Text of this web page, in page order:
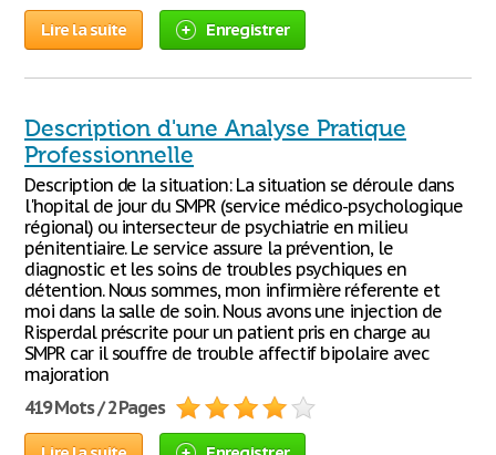
Lire la suite Enregistrer
Description d'une Analyse Pratique
Professionnelle
Description de la situation: La situation se déroule dans
l'hopital de jour du SMPR (service médico-psychologique
régional) ou intersecteur de psychiatrie en milieu
pénitentiaire. Le service assure la prévention, le
diagnostic et les soins de troubles psychiques en
détention. Nous sommes, mon infirmière réferente et
moi dans la salle de soin. Nous avons une injection de
Risperdal préscrite pour un patient pris en charge au
SMPR car il souffre de trouble affectif bipolaire avec
majoration
419 Mots / 2 Pages